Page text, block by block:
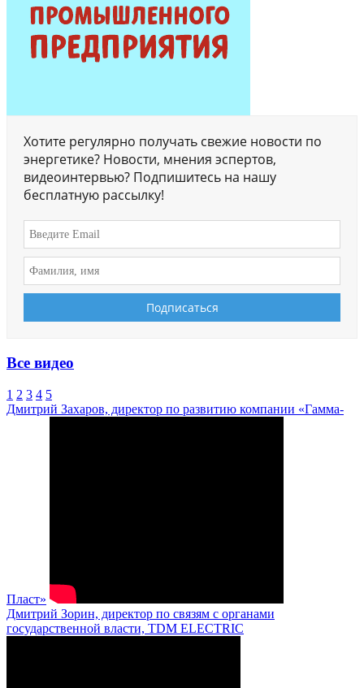
Хотите регулярно получать свежие новости по
энергетике? Новости, мнения эспертов,
видеоинтервью? Подпишитесь на нашу
бесплатную рассылку!
Все видео
1 2 3 4 5
Дмитрий Захаров, директор по развитию компании «Гамма-
Пласт»
Дмитрий Зорин, директор по связям с органами
государственной власти, TDM ELECTRIC